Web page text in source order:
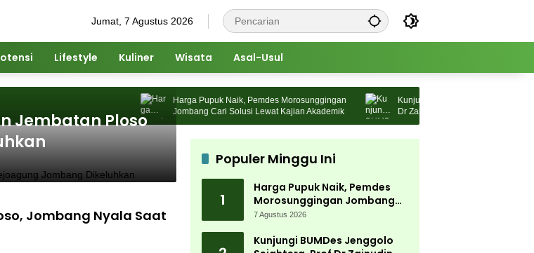
Jumat, 7 Agustus 2026
Lifestyle Kuliner Wisata Asal-Usul
Harga Pupuk Naik, Pemdes Morosunggingan
Jombang Cari Solusi Lewat Kajian Akademik
Kunjungi BUMDes Jenggolo Sejahtera,
Dr Zainudin Maliki: Kita Wujudkan
Kemandirian Ekonomi dengan Potensi
Jembatan Ploso
Jombang Nyala Saat
Populer Minggu Ini
1
Harga Pupuk Naik, Pemdes
Morosunggingan Jombang
Cari Solusi Lewat Kajian
7 Agustus 2026
Kunjungi BUMDes Jenggolo